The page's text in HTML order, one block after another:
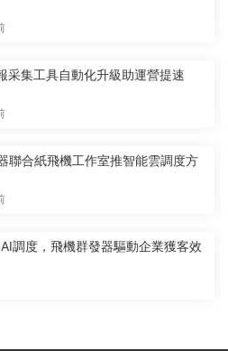
采集工具自動化升級助運營提速
聯合紙飛機工作室推智能雲調度方
調度，飛機群發器驅動企業獲客效